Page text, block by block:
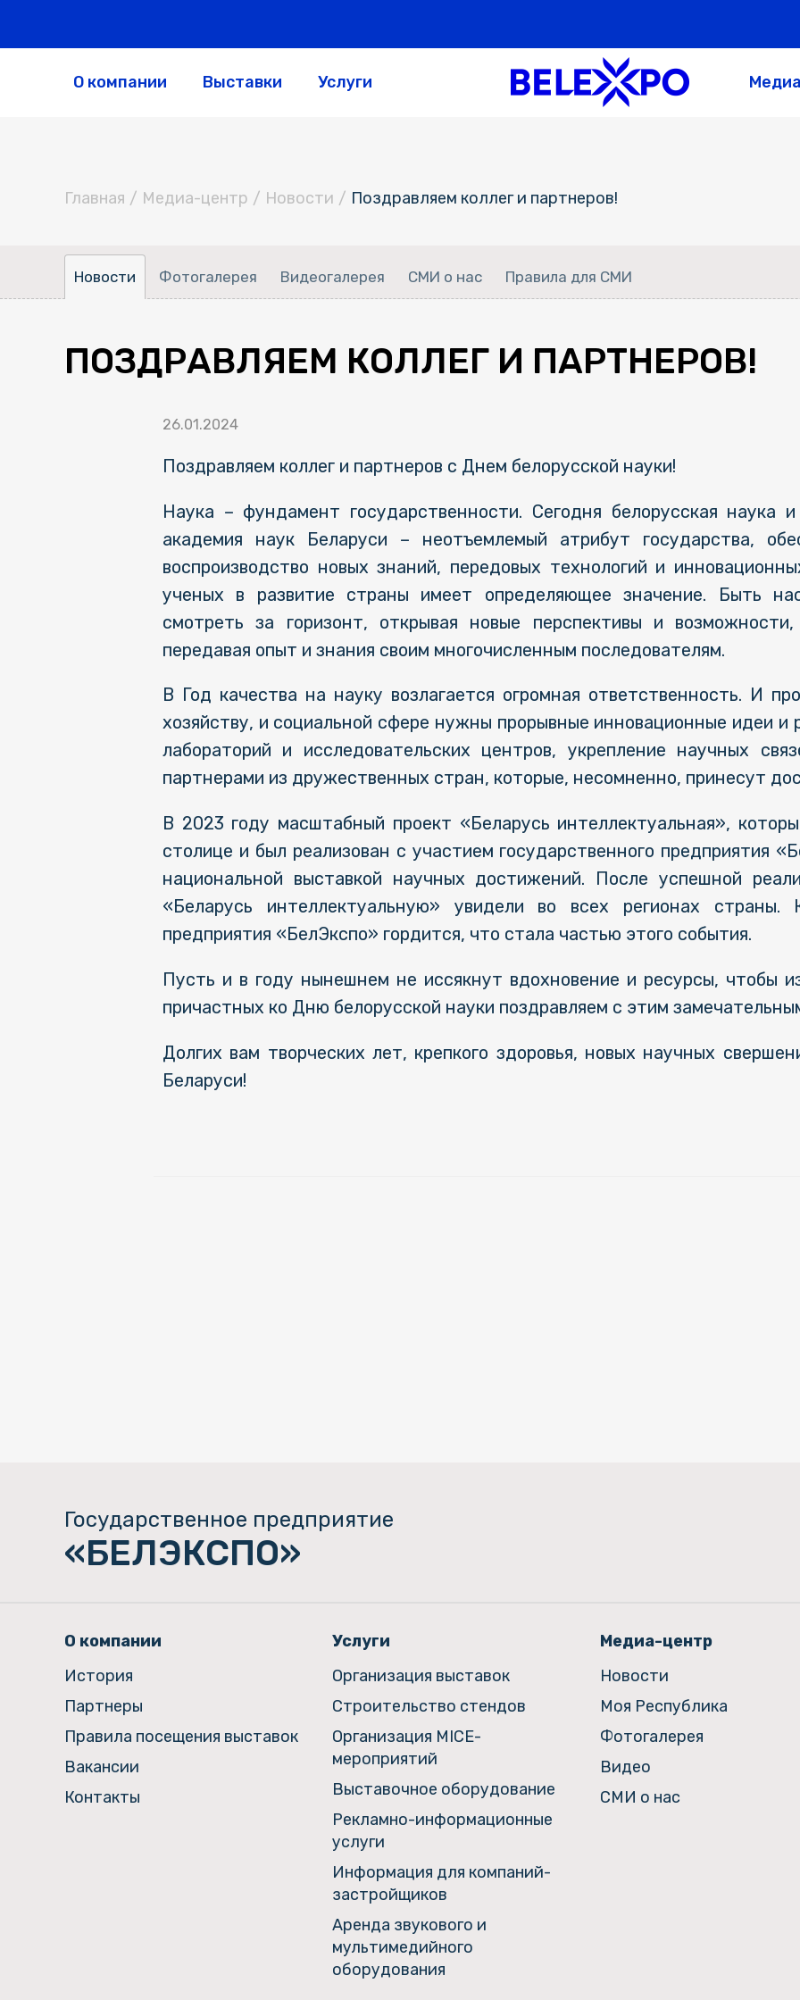
О компании Выставки Услуги Медиа
Главная / Медиа-центр / Новости / Поздравляем коллег и партнеров!
Новости Фотогалерея Видеогалерея СМИ о нас Правила для СМИ
ПОЗДРАВЛЯЕМ КОЛЛЕГ И ПАРТНЕРОВ!
26.01.2024
Поздравляем коллег и партнеров с Днем белорусской науки!
Наука – фундамент государственности. Сегодня белорусская наука
академия наук Беларуси – неотъемлемый атрибут государства,
воспроизводство новых знаний, передовых технологий и
ученых в развитие страны имеет определяющее значение. Быть
смотреть за горизонт, открывая новые перспективы и
передавая опыт и знания своим многочисленным последователям.
В Год качества на науку возлагается огромная ответственность. И
хозяйству, и социальной сфере нужны прорывные инновационные идеи и
лабораторий и исследовательских центров, укрепление научных
партнерами из дружественных стран, которые, несомненно, принесут
В 2023 году масштабный проект «Беларусь интеллектуальная»,
столице и был реализован с участием государственного предприятия
национальной выставкой научных достижений. После успешной
«Беларусь интеллектуальную» увидели во всех регионах страны.
предприятия «БелЭкспо» гордится, что стала частью этого события.
Пусть и в году нынешнем не иссякнут вдохновение и ресурсы, чтобы
причастных ко Дню белорусской науки поздравляем с этим
Долгих вам творческих лет, крепкого здоровья, новых научных
Беларуси!
Государственное предприятие
«БЕЛЭКСПО»
О компании
История
Партнеры
Правила посещения выставок
Вакансии
Контакты
Услуги
Организация выставок
Строительство стендов
Организация MICE-
мероприятий
Выставочное оборудование
Рекламно-информационные
услуги
Информация для компаний-
застройщиков
Аренда звукового и
мультимедийного
оборудования
Медиа-центр
Новости
Моя Республика
Фотогалерея
Видео
СМИ о нас